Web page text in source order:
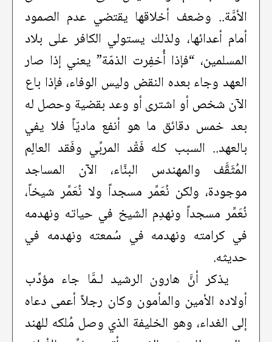
الأمَّة.. وضعف أخلاقها يقتضي عدم الصمود
أمام أعدائها، ولذلك يستولي الكافر على بلاد
المسلمين، “فإذا أُخفِرت الذمّة” يعني إذا صار
العهد وجاء بعده النقض وليس الوفاء، فإذا باع
الآن شخص أو اشترى أو وعد بقضية وحصل له
بعد خمس دقائق ما هو أنفع ماديّاً فلا يفي
بالعهد.. السبب كله فَقْد المربِّي وفَقد العالِم
المُثَقَّف والمهندس البنَّاء، الآن المساجد
موجودة، ولكن نُعَمِّر مسجداً ولا نُعَمِّر شيخاً،
نُعَمِّر مسجداً ونهدِم الشيخ في حياته ونهدمه
في كرامته ونهدمه في سُمعته ونهدمه في
حديثه.
يذكر أنَّ هارون الرشيد لـمَّا جاء مؤدِّب
أولاده الأمين والمأمون وكان رجلاً أعمى دعاه
إلى الغداء، وهو الخليفة الذي وصل مُلكه للهند